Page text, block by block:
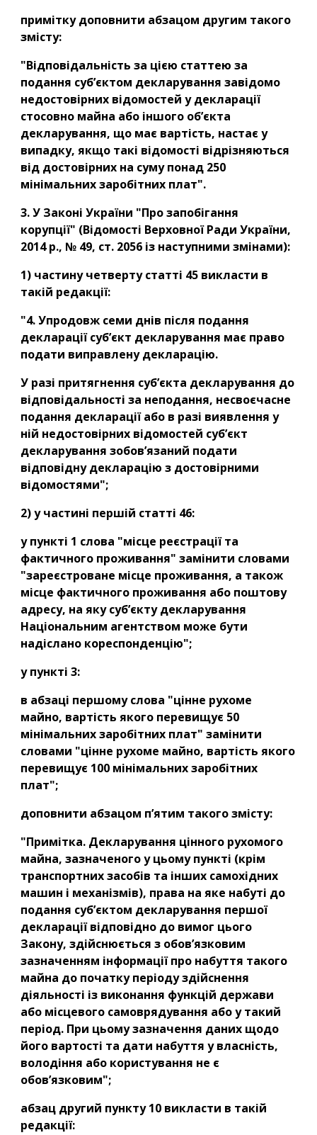
примітку доповнити абзацом другим такого
змісту:
"Відповідальність за цією статтею за
подання суб’єктом декларування завідомо
недостовірних відомостей у декларації
стосовно майна або іншого об’єкта
декларування, що має вартість, настає у
випадку, якщо такі відомості відрізняються
від достовірних на суму понад 250
мінімальних заробітних плат".
3. У Законі України "Про запобігання
корупції" (Відомості Верховної Ради України,
2014 р., № 49, ст. 2056 із наступними змінами):
1) частину четверту статті 45 викласти в
такій редакції:
"4. Упродовж семи днів після подання
декларації суб’єкт декларування має право
подати виправлену декларацію.
У разі притягнення суб’єкта декларування до
відповідальності за неподання, несвоєчасне
подання декларації або в разі виявлення у
ній недостовірних відомостей суб’єкт
декларування зобов’язаний подати
відповідну декларацію з достовірними
відомостями";
2) у частині першій статті 46:
у пункті 1 слова "місце реєстрації та
фактичного проживання" замінити словами
"зареєстроване місце проживання, а також
місце фактичного проживання або поштову
адресу, на яку суб’єкту декларування
Національним агентством може бути
надіслано кореспонденцію";
у пункті 3:
в абзаці першому слова "цінне рухоме
майно, вартість якого перевищує 50
мінімальних заробітних плат" замінити
словами "цінне рухоме майно, вартість якого
перевищує 100 мінімальних заробітних
плат";
доповнити абзацом п’ятим такого змісту:
"Примітка. Декларування цінного рухомого
майна, зазначеного у цьому пункті (крім
транспортних засобів та інших самохідних
машин і механізмів), права на яке набуті до
подання суб’єктом декларування першої
декларації відповідно до вимог цього
Закону, здійснюється з обов’язковим
зазначенням інформації про набуття такого
майна до початку періоду здійснення
діяльності із виконання функцій держави
або місцевого самоврядування або у такий
період. При цьому зазначення даних щодо
його вартості та дати набуття у власність,
володіння або користування не є
обов’язковим";
абзац другий пункту 10 викласти в такій
редакції: